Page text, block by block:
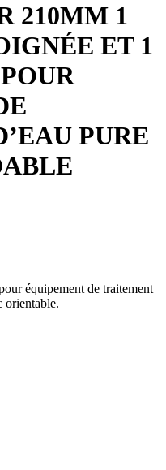
210MM 1
ET 1
PURE
équipement de traitement
orientable.